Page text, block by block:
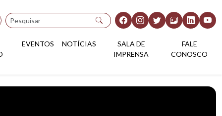
Pesquisar
EVENTOS NOTÍCIAS
SALA DE
IMPRENSA
FALE
CONOSCO